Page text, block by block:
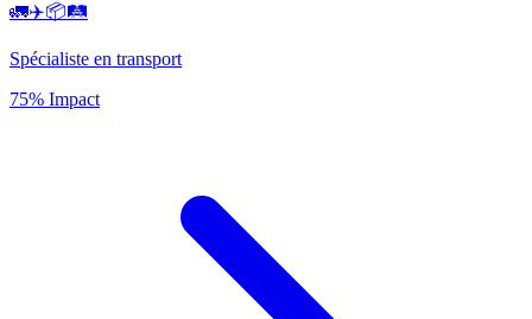
🚛✈️📦🛤️
Spécialiste en transport
75% Impact